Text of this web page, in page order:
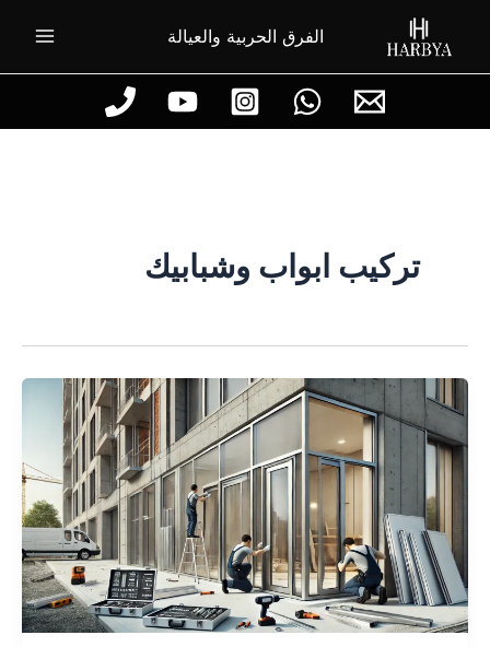
الفرق الحربية والعيالة
تركيب ابواب وشبابيك